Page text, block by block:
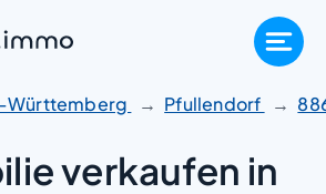
Württemberg Pfullendorf
verkaufen in